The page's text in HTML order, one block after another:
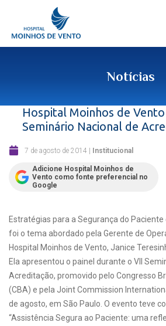
Notícias
Hospital Moinhos de
Seminário Nacional de
7 de agosto de 2014 | Institucional
Adicione Hospital Moinhos de
Vento como fonte preferencial no
Google
Estratégias para a Segurança do
foi o tema abordado pela Gerente de
Hospital Moinhos de Vento, Janice
Ela apresentou o painel durante o VII
Acreditação, promovido pelo Congresso
(CBA) e pela Joint Commission
de agosto, em São Paulo. O evento teve
“Assistência Segura ao Paciente: uma